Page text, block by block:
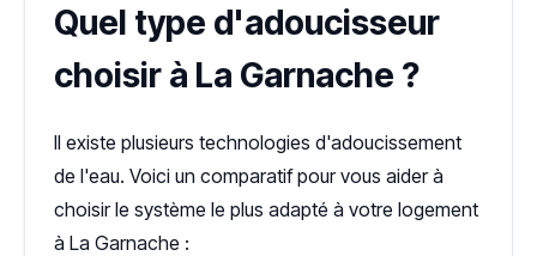
Quel type d'adoucisseur
choisir à La Garnache ?
Il existe plusieurs technologies d'adoucissement
de l'eau. Voici un comparatif pour vous aider à
choisir le système le plus adapté à votre logement
à La Garnache :